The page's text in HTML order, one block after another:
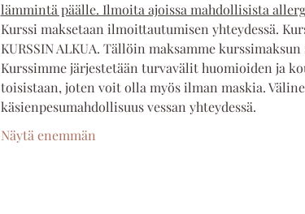
lämmintä päälle. Ilmoita ajoissa mahdollisista
Kurssi maksetaan ilmoittautumisen yhteydessä.
KURSSIN ALKUA. Tällöin maksamme
Kurssimme järjestetään turvavälit huomioiden ja
toisistaan, joten voit olla myös ilman maskia.
käsienpesumahdollisuus vessan yhteydessä.
Näytä enemmän